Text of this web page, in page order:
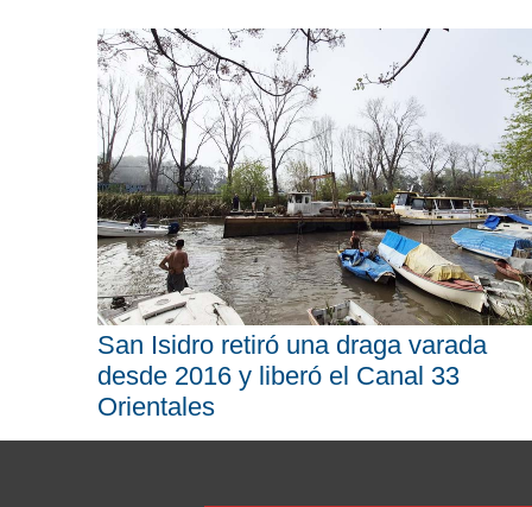
San Isidro retiró una draga varada
desde 2016 y liberó el Canal 33
Orientales